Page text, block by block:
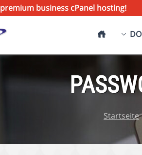
premium business cPanel hosting!
Startseite